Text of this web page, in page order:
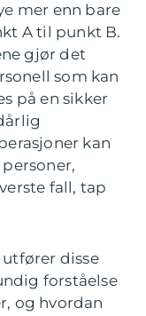
mer enn bare
A til punkt B.
gjør det
som kan
på en sikker
kan
fall, tap
disse
forståelse
og hvordan